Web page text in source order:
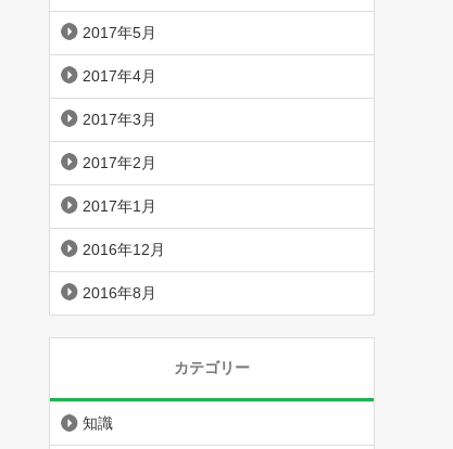
2017年5月
2017年4月
2017年3月
2017年2月
2017年1月
2016年12月
2016年8月
カテゴリー
知識